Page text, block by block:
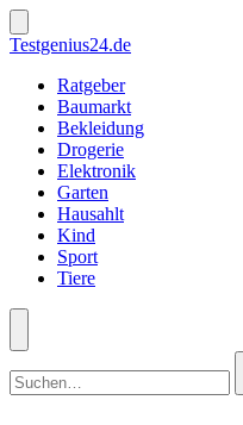
Zum
Inhalt
springen
Suche
ein-/ausblenden
Testgenius24.de
Ratgeber
Baumarkt
Bekleidung
Drogerie
Elektronik
Garten
Hausahlt
Kind
Sport
Tiere
Menü
nach: